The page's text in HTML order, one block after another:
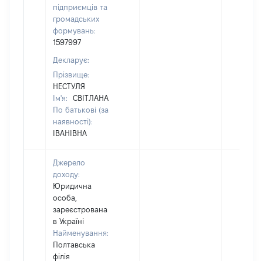
підприємців та
громадських
формувань:
1597997
Декларує:
Прізвище:
НЕСТУЛЯ
Ім'я:
СВІТЛАНА
По батькові (за
наявності):
ІВАНІВНА
Джерело
доходу:
Юридична
особа,
зареєстрована
в Україні
Найменування:
Полтавська
філія